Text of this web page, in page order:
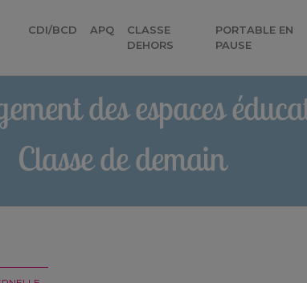
CDI/BCD APQ
CLASSE
DEHORS
PORTABLE EN
PAUSE
des espaces
Classe de demain